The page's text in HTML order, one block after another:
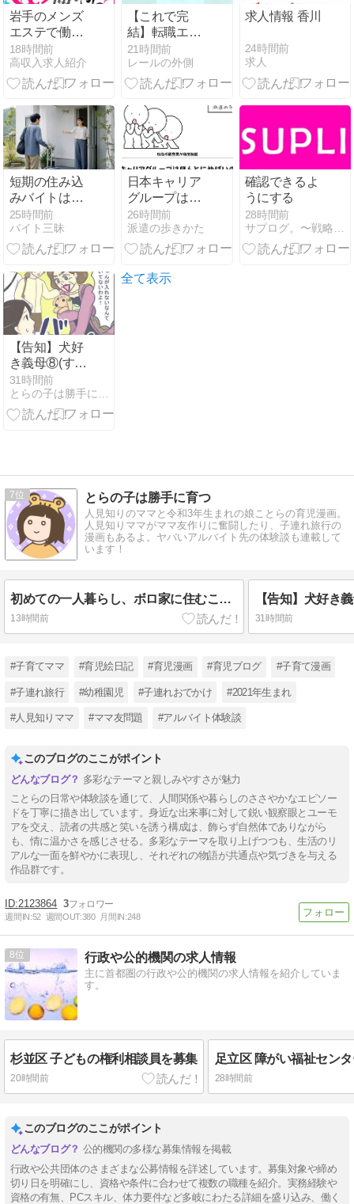
岩手のメンズ
エステで働き
たい女性へ｜
盛岡・北上・
一関・花巻の
未経験・年
齢・体型・条
件まで完全ガ
イド
18時間前
高収入求人紹介
【これで完
結】転職エー
ジェントを利
用する20代に
おすすめサー
21時間前
レールの外側
求人情報 香川
24時間前
求人
短期の住み込
みバイトはで
きる？1週
間〜1ヶ月で
働ける求人の
との違い
25時間前
バイト三昧
日本キャリア
グループはや
ばい？登録前
に確認すべき
3つの注意点
26時間前
派遣の歩きかた
確認できるよ
うにする
28時間前
【告知】犬好
き義母⑧(すく
パラ)
31時間前
全て表示
7 とらの子は勝手に育つ
人見知りのママと令和3年生まれの娘ことらの育児漫画。
人見知りママがママ友作りに奮闘したり、子連れ旅行の
漫画もあるよ。ヤバいアルバイト先の体験談も連載して
います！
初めての一人暮らし、ボロ家に住むことになりました(１７)
13時間前
【告知】犬好き
31時間前
#子育てママ #育児絵日記 #育児漫画 #育児ブログ #子育て漫画
#子連れ旅行 #幼稚園児 #子連れおでかけ #2021年生まれ
#人見知りママ #ママ友問題 #アルバイト体験談
このブログのここがポイント
多彩なテーマと親しみやすさが魅力
ことらの日常や体験談を通じて、人間関係や暮らしのささやかなエピソー
ドを丁寧に描き出しています。身近な出来事に対して鋭い観察眼とユーモ
アを交え、読者の共感と笑いを誘う構成は、飾らず自然体でありながら
も、情に温かさを感じさせる。多彩なテーマを取り上げつつも、生活のリ
アルな一面を鮮やかに表現し、それぞれの物語が共通点や気づきを与える
作品群です。
2123864 3
週間IN:52 週間OUT:380 月間IN:248
8 行政や公的機関の求人情報
主に首都圏の行政や公的機関の求人情報を紹介していま
す。
杉並区 子どもの権利相談員を募集
20時間前 28時間前
このブログのここがポイント
公的機関の多様な募集情報を掲載
行政や公共団体のさまざまな公募情報を詳述しています。募集対象や締め
切り日を明確にし、資格や条件に合わせて複数の職種を紹介。実務経験や
資格の有無、PCスキル、体力要件など多岐にわたる詳細を盛り込み、働く